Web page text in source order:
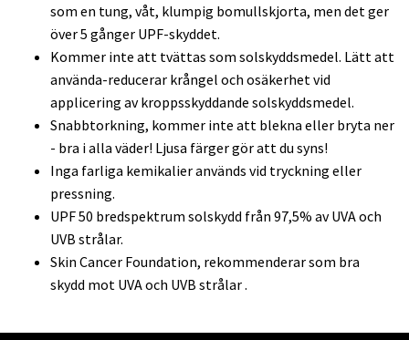
som en tung, våt, klumpig bomullskjorta, men det ger
över 5 gånger UPF-skyddet.
Kommer inte att tvättas som solskyddsmedel. Lätt att
använda-reducerar krångel och osäkerhet vid
applicering av kroppsskyddande solskyddsmedel.
Snabbtorkning, kommer inte att blekna eller bryta ner
- bra i alla väder! Ljusa färger gör att du syns!
Inga farliga kemikalier används vid tryckning eller
pressning.
UPF 50 bredspektrum solskydd från 97,5% av UVA och
UVB strålar.
Skin Cancer Foundation, rekommenderar som bra
skydd mot UVA och UVB strålar .